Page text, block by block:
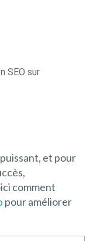
SEO sur
et pour
comment
pour améliorer